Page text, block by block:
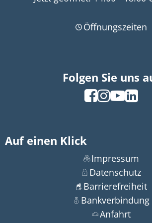
Öffnungszeiten
Folgen Sie uns
Auf einen Klick
Impressum
Datenschutz
Barrierefreiheit
Bankverbindung
Anfahrt